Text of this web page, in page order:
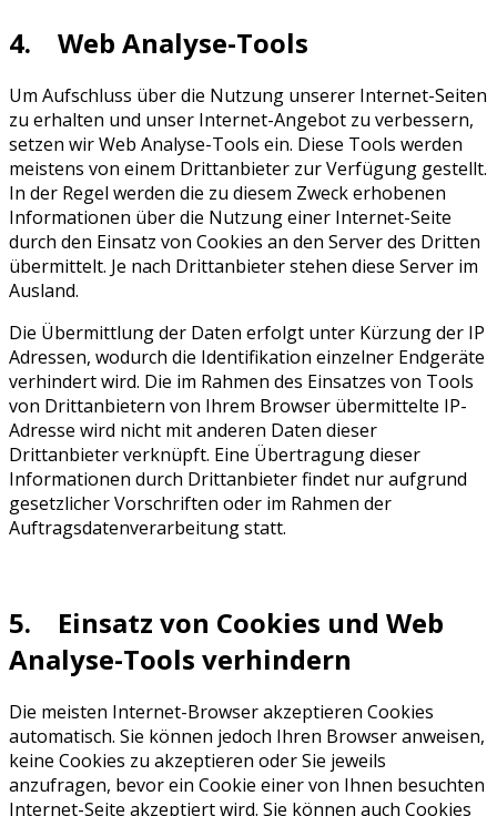
4. Web Analyse-Tools
Um Aufschluss über die Nutzung unserer Internet-Seiten
zu erhalten und unser Internet-Angebot zu verbessern,
setzen wir Web Analyse-Tools ein. Diese Tools werden
meistens von einem Drittanbieter zur Verfügung gestellt.
In der Regel werden die zu diesem Zweck erhobenen
Informationen über die Nutzung einer Internet-Seite
durch den Einsatz von Cookies an den Server des Dritten
übermittelt. Je nach Drittanbieter stehen diese Server im
Ausland.
Die Übermittlung der Daten erfolgt unter Kürzung der IP
Adressen, wodurch die Identifikation einzelner Endgeräte
verhindert wird. Die im Rahmen des Einsatzes von Tools
von Drittanbietern von Ihrem Browser übermittelte IP-
Adresse wird nicht mit anderen Daten dieser
Drittanbieter verknüpft. Eine Übertragung dieser
Informationen durch Drittanbieter findet nur aufgrund
gesetzlicher Vorschriften oder im Rahmen der
Auftragsdatenverarbeitung statt.
5. Einsatz von Cookies und Web
Analyse-Tools verhindern
Die meisten Internet-Browser akzeptieren Cookies
automatisch. Sie können jedoch Ihren Browser anweisen,
keine Cookies zu akzeptieren oder Sie jeweils
anzufragen, bevor ein Cookie einer von Ihnen besuchten
Internet-Seite akzeptiert wird. Sie können auch Cookies